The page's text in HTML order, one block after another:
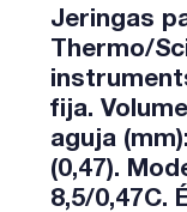
Jeringas
Thermo/
fija.
aguja
(0,47).
8,5/0,47C.